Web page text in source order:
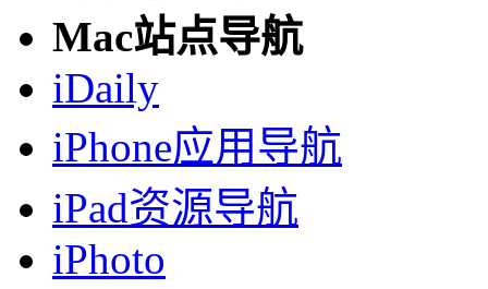
Mac站点导航
iDaily
iPhone应用导航
iPad资源导航
iPhoto